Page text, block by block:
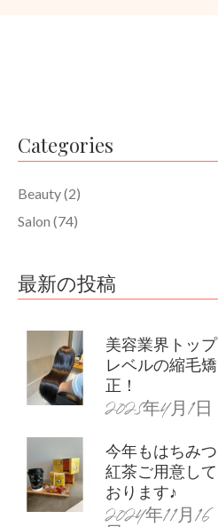
Categories
Beauty(2)
Salon (74)
最新の投稿
美容業界トップ
レベルの縮毛矯
正！
2025年4月1日
今年もはちみつ
紅茶ご用意して
おります♪
2024年11月16